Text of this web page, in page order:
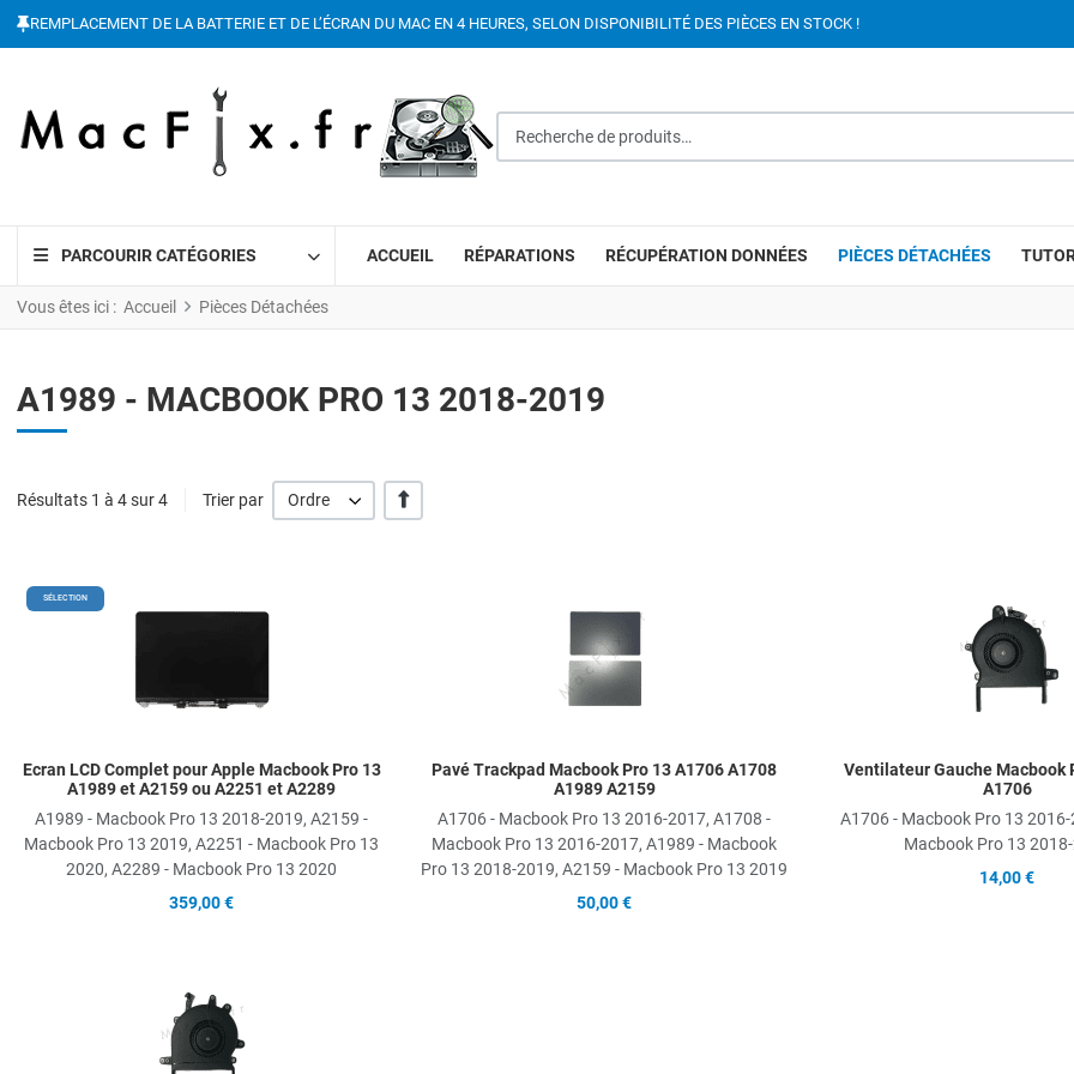
REMPLACEMENT DE LA BATTERIE ET DE L’ÉCRAN DU MAC EN 4 HEURES, SELON DISPONIBILITÉ DES PIÈCES EN STOCK !
PARCOURIR CATÉGORIES ACCUEIL RÉPARATIONS RÉCUPÉRATION DONNÉES PIÈCES DÉTACHÉES
Vous êtes ici : Accueil Pièces Détachées
A1989 - MACBOOK PRO 13 2018-2019
Résultats 1 à 4 sur 4 Trier par Ordre ' +/-'
SÉLECTION
Ecran LCD Complet pour Apple Macbook Pro 13
A1989 et A2159 ou A2251 et A2289
A1989 - Macbook Pro 13 2018-2019, A2159 -
Macbook Pro 13 2019, A2251 - Macbook Pro 13
2020, A2289 - Macbook Pro 13 2020
359,00 €
Pavé Trackpad Macbook Pro 13 A1706 A1708
A1989 A2159
A1706 - Macbook Pro 13 2016-2017, A1708 -
Macbook Pro 13 2016-2017, A1989 - Macbook
Pro 13 2018-2019, A2159 - Macbook Pro 13 2019
50,00 €
Ventilateur Gauche Macbook
A1706
A1706 - Macbook Pro 13
Macbook Pro 13
14,00 €